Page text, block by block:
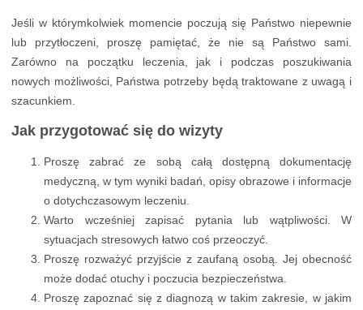
Jeśli w którymkolwiek momencie poczują się Państwo niepewnie
lub przytłoczeni, proszę pamiętać, że nie są Państwo sami.
Zarówno na początku leczenia, jak i podczas poszukiwania
nowych możliwości, Państwa potrzeby będą traktowane z uwagą i
szacunkiem.
Jak przygotować się do wizyty
Proszę zabrać ze sobą całą dostępną dokumentację
medyczną, w tym wyniki badań, opisy obrazowe i informacje
o dotychczasowym leczeniu.
Warto wcześniej zapisać pytania lub wątpliwości. W
sytuacjach stresowych łatwo coś przeoczyć.
Proszę rozważyć przyjście z zaufaną osobą. Jej obecność
może dodać otuchy i poczucia bezpieczeństwa.
Proszę zapoznać się z diagnozą w takim zakresie, w jakim